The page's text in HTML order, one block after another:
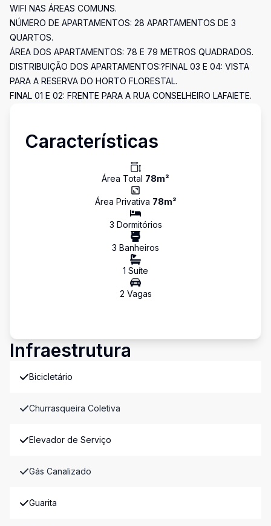
WIFI NAS ÁREAS COMUNS.
NÚMERO DE APARTAMENTOS: 28 APARTAMENTOS DE 3
QUARTOS.
ÁREA DOS APARTAMENTOS: 78 E 79 METROS QUADRADOS.
DISTRIBUIÇÃO DOS APARTAMENTOS:?FINAL 03 E 04: VISTA
PARA A RESERVA DO HORTO FLORESTAL.
FINAL 01 E 02: FRENTE PARA A RUA CONSELHEIRO LAFAIETE.
Características
Área Total 78m²
Área Privativa 78m²
3 Dormitórios
3 Banheiros
1 Suíte
2 Vagas
Infraestrutura
Bicicletário
Churrasqueira Coletiva
Elevador de Serviço
Gás Canalizado
Guarita